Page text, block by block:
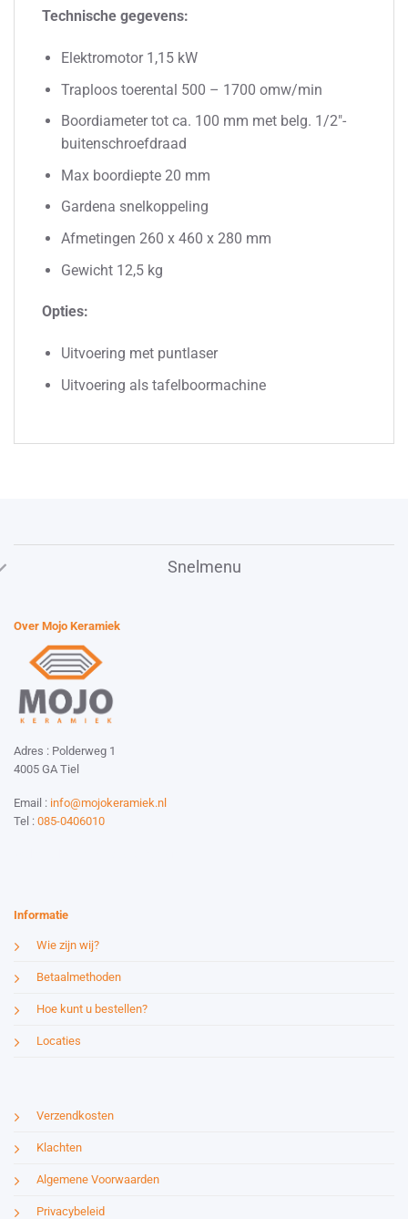
Technische gegevens:
Elektromotor 1,15 kW
Traploos toerental 500 – 1700 omw/min
Boordiameter tot ca. 100 mm met belg. 1/2″-
buitenschroefdraad
Max boordiepte 20 mm
Gardena snelkoppeling
Afmetingen 260 x 460 x 280 mm
Gewicht 12,5 kg
Opties:
Uitvoering met puntlaser
Uitvoering als tafelboormachine
Snelmenu
Over Mojo Keramiek
Adres : Polderweg 1
4005 GA Tiel
Email : info@mojokeramiek.nl
Tel : 085-0406010
Informatie
Wie zijn wij?
Betaalmethoden
Hoe kunt u bestellen?
Locaties
Verzendkosten
Klachten
Algemene Voorwaarden
Privacybeleid